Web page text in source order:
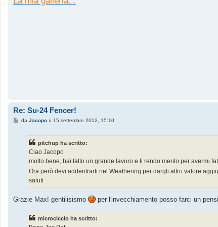
Re: Su-24 Fencer!
Mda Jacopo» 15 settembre 2012, 15:10
pitchup ha scritto:
Ciao Jacopo
molto bene, hai fatto un grande lavoro e ti rendo merito per avermi
Ora però devi addentrarti nel Weathering per dargli altro valore
saluti
Grazie Max! gentilisismo per l'invecchiamento posso farci un
microciccio ha scritto: